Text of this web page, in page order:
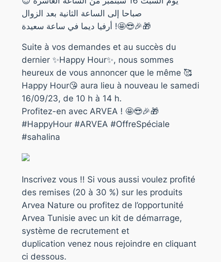
صباحا إلى الساعة الثانية بعد الزوال
أرفيا ديما في ساعة سعيدة !🤩😎🎉🎁
Suite à vos demandes et au succès du
dernier ✨Happy Hour✨, nous sommes
heureux de vous annoncer que le même 🥰
Happy Hour😘 aura lieu à nouveau le samedi
16/09/23, de 10 h à 14 h.
Profitez-en avec ARVEA ! 🤩😎🎉🎁
#HappyHour #ARVEA #OffreSpéciale
#sahalina
Inscrivez vous !! Si vous aussi voulez profité
des remises (20 à 30 %) sur les produits
Arvea Nature ou profitez de l’opportunité
Arvea Tunisie avec un kit de démarrage,
système de recrutement et
duplication venez nous rejoindre en cliquant
ci dessous.